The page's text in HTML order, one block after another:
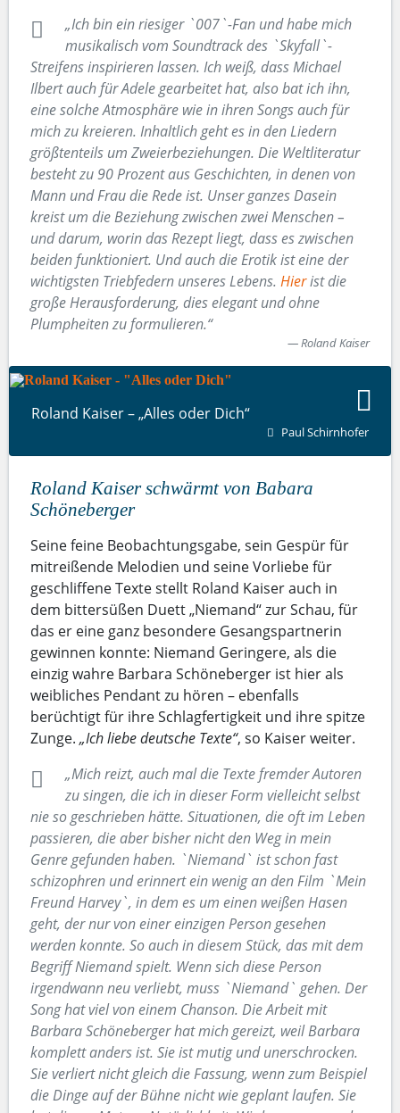
„Ich bin ein riesiger `007`-Fan und habe mich
musikalisch vom Soundtrack des `Skyfall`-
Streifens inspirieren lassen. Ich weiß, dass Michael
Ilbert auch für Adele gearbeitet hat, also bat ich ihn,
eine solche Atmosphäre wie in ihren Songs auch für
mich zu kreieren. Inhaltlich geht es in den Liedern
größtenteils um Zweierbeziehungen. Die Weltliteratur
besteht zu 90 Prozent aus Geschichten, in denen von
Mann und Frau die Rede ist. Unser ganzes Dasein
kreist um die Beziehung zwischen zwei Menschen –
und darum, worin das Rezept liegt, dass es zwischen
beiden funktioniert. Und auch die Erotik ist eine der
wichtigsten Triebfedern unseres Lebens. Hierist die
große Herausforderung, dies elegant und ohne
Plumpheiten zu formulieren.“
Roland Kaiser
Roland Kaiser – „Alles oder Dich“
Paul Schirnhofer
Roland Kaiser schwärmt von Babara
Schöneberger
Seine feine Beobachtungsgabe, sein Gespür für
mitreißende Melodien und seine Vorliebe für
geschliffene Texte stellt Roland Kaiser auch in
dem bittersüßen Duett „Niemand“ zur Schau, für
das er eine ganz besondere Gesangspartnerin
gewinnen konnte: Niemand Geringere, als die
einzig wahre Barbara Schöneberger ist hier als
weibliches Pendant zu hören – ebenfalls
berüchtigt für ihre Schlagfertigkeit und ihre spitze
Zunge. „Ich liebe deutsche Texte“, so Kaiser weiter.
„Mich reizt, auch mal die Texte fremder Autoren
zu singen, die ich in dieser Form vielleicht selbst
nie so geschrieben hätte. Situationen, die oft im Leben
passieren, die aber bisher nicht den Weg in mein
Genre gefunden haben. `Niemand` ist schon fast
schizophren und erinnert ein wenig an den Film `Mein
Freund Harvey`, in dem es um einen weißen Hasen
geht, der nur von einer einzigen Person gesehen
werden konnte. So auch in diesem Stück, das mit dem
Begriff Niemand spielt. Wenn sich diese Person
irgendwann neu verliebt, muss `Niemand` gehen. Der
Song hat viel von einem Chanson. Die Arbeit mit
Barbara Schöneberger hat mich gereizt, weil Barbara
komplett anders ist. Sie ist mutig und unerschrocken.
Sie verliert nicht gleich die Fassung, wenn zum Beispiel
die Dinge auf der Bühne nicht wie geplant laufen. Sie